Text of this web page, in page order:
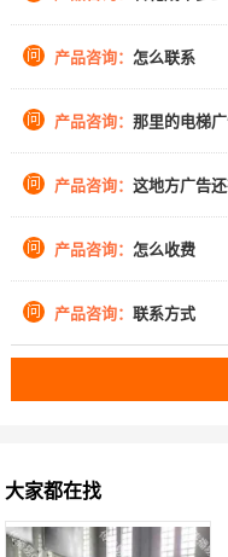
问 产品咨询： 怎么联系
问 产品咨询： 那里的电梯
问 产品咨询： 这地方广告
问 产品咨询： 怎么收费
问 产品咨询： 联系方式
大家都在找